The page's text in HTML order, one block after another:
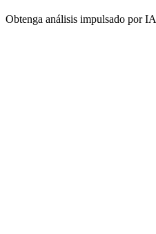
Obtenga análisis impulsado por IA